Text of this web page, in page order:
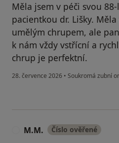
Měla jsem v péči svou
pacientkou dr. Lišky.
umělým chrupem, ale
k nám vždy vstřícní a
chrup je perfektní.
28. července 2026 • Soukromá zubní
M.M. Číslo ověřené